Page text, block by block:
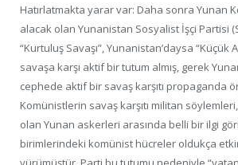
Hatırlatmakta yarar var: Daha sonra Yunan
alacak olan Yunanistan Sosyalist İşçi Partisi
“Kurtuluş Savaşı”, Yunanistan’daysa “Küçük
savaşa karşı aktif bir tutum almış, gerek
cephede aktif bir savaş karşıtı propaganda
Komünistlerin savaş karşıtı militan
olan Yunan askerleri arasında belli bir ilgi
birimlerindeki komünist hücreler oldukça